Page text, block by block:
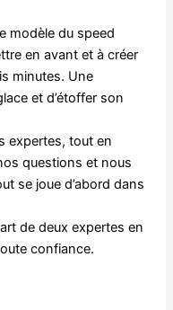
modèle du speed
en avant et à créer
minutes. Une
et d’étoffer son
expertes, tout en
questions et nous
se joue d’abord dans
de deux expertes en
confiance.